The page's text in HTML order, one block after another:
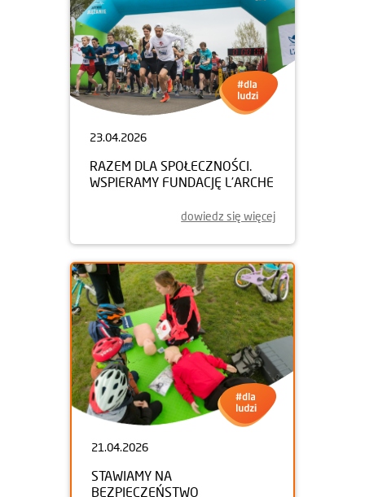
23.04.2026
RAZEM DLA SPOŁECZNOŚCI.
WSPIERAMY FUNDACJĘ L’ARCHE
dowiedz się więcej
21.04.2026
STAWIAMY NA
BEZPIECZEŃSTWO